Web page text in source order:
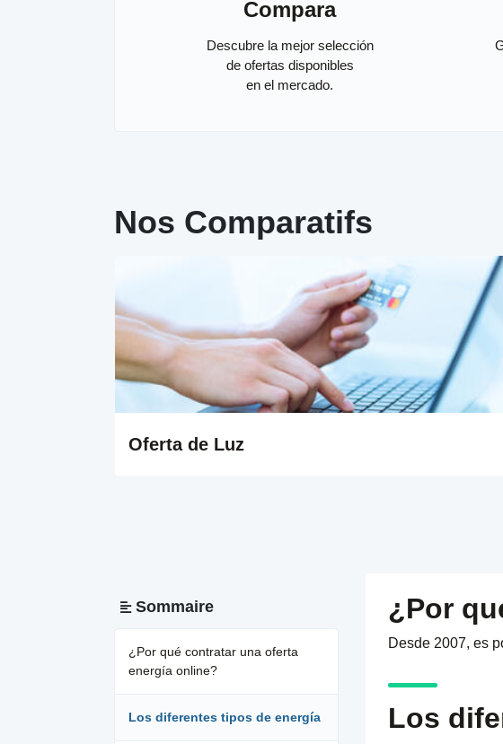
Compara
Descubre la mejor selección
de ofertas disponibles
en el mercado.
Nos Comparatifs
Oferta de Luz
Sommaire
¿Por qué contratar una oferta
energía online?
Los diferentes tipos de energía
¿Por
Desde 2007, es
Los